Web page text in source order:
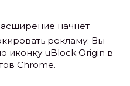
начнет
рекламу. Вы
иконку uBlock Origin в
Chrome.